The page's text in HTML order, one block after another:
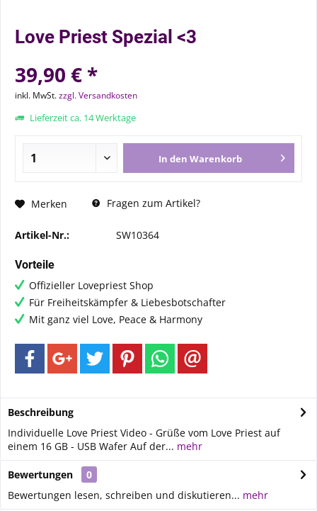
Love Priest Spezial <3
39,90 € *
inkl. MwSt.zzgl. Versandkosten
Lieferzeit ca. 14 Werktage
In den Warenkorb
Merken Fragen zum Artikel?
Artikel-Nr.: SW10364
Vorteile
Offizieller Lovepriest Shop
Für Freiheitskämpfer & Liebesbotschafter
Mit ganz viel Love, Peace & Harmony
Beschreibung
Individuelle Love Priest Video - Grüße vom Love Priest auf
einem 16 GB - USB Wafer Auf der... mehr
Bewertungen
0
Bewertungen lesen, schreiben und diskutieren... mehr